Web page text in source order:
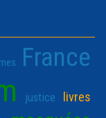
France
justice livres